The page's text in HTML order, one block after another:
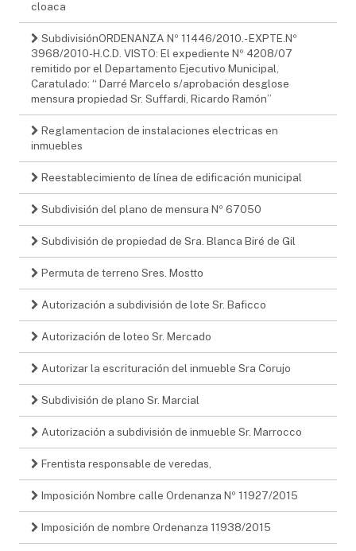
cloaca
SubdivisiónORDENANZA Nº 11446/2010.- EXPTE.Nº
3968/2010-H.C.D. VISTO: El expediente Nº 4208/07
remitido por el Departamento Ejecutivo Municipal,
Caratulado: “ Darré Marcelo s/aprobación desglose
mensura propiedad Sr. Suffardi, Ricardo Ramón”
Reglamentacion de instalaciones electricas en
inmuebles
Reestablecimiento de línea de edificación municipal
Subdivisión del plano de mensura Nº 67050
Subdivisión de propiedad de Sra. Blanca Biré de Gil
Permuta de terreno Sres. Mostto
Autorización a subdivisión de lote Sr. Baficco
Autorización de loteo Sr. Mercado
Autorizar la escrituración del inmueble Sra Corujo
Subdivisión de plano Sr. Marcial
Autorización a subdivisión de inmueble Sr. Marrocco
Frentista responsable de veredas,
Imposición Nombre calle Ordenanza Nº 11927/2015
Imposición de nombre Ordenanza 11938/2015